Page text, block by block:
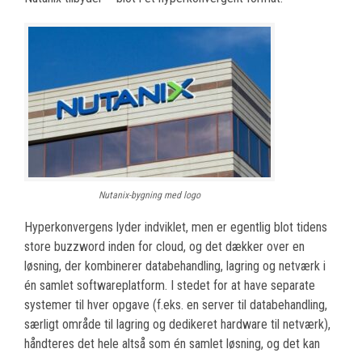
Nutanix-bygning med logo
Hyperkonvergens lyder indviklet, men er egentlig blot tidens
store buzzword inden for cloud, og det dækker over en
løsning, der kombinerer databehandling, lagring og netværk i
én samlet softwareplatform. I stedet for at have separate
systemer til hver opgave (f.eks. en server til databehandling,
særligt område til lagring og dedikeret hardware til netværk),
håndteres det hele altså som én samlet løsning, og det kan